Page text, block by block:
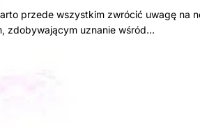
przede wszystkim zwrócić uwagę na
zdobywającym uznanie wśród…